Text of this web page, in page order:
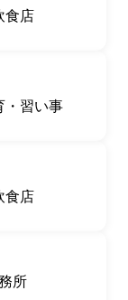
食店
・習い事
食店
所